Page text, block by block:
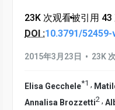
23K 次观看•被引用 43
DOI :10.3791/52459-
2015年3月23日 • 23K
Elisa Gecchele*1 ,
Annalisa Brozzetti2 ,